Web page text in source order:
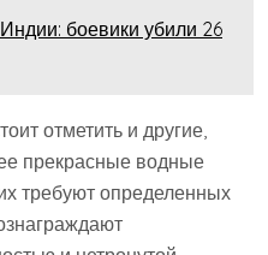
боевики убили 26
отметить и другие‚
прекрасные водные
требуют определенных